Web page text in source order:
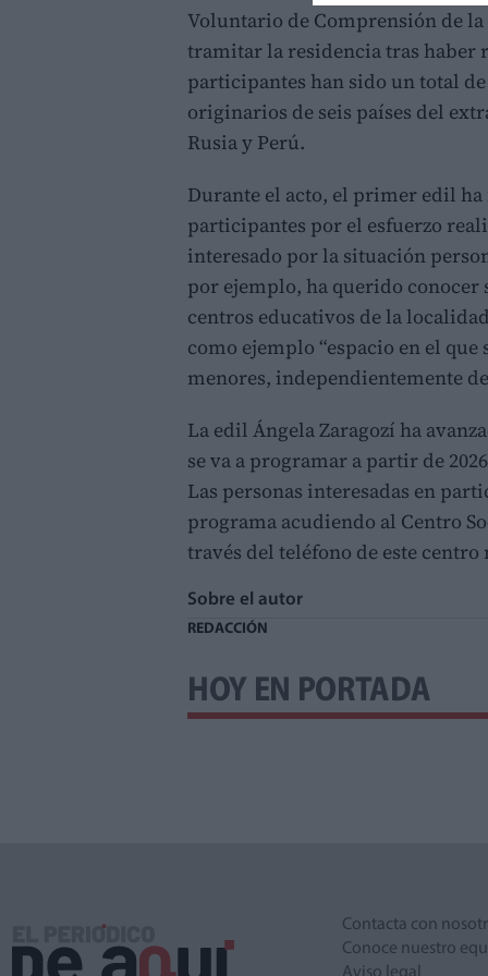
Voluntario de Comprensión de
tramitar la residencia tras haber
participantes han sido un total
originarios de seis países del
Rusia y Perú.
Durante el acto, el primer edil
participantes por el esfuerzo
interesado por la situación
por ejemplo, ha querido conocer
centros educativos de la
como ejemplo “espacio en el
menores, independientemente
La edil Ángela Zaragozí ha
se va a programar a partir de
Las personas interesadas en
programa acudiendo al Centro
través del teléfono de este centro
Sobre el autor
REDACCIÓN
HOY EN PORTADA
Contacta con
Conoce nuestro